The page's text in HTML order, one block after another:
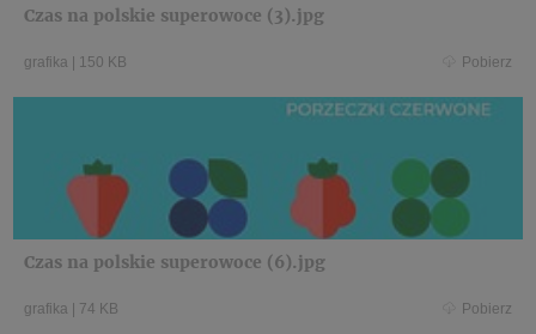
Czas na polskie superowoce (3).jpg
grafika | 150 KB Pobierz
Czas na polskie superowoce (6).jpg
grafika | 74 KB Pobierz